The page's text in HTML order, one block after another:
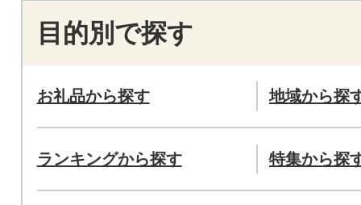
目的別で探す
お礼品から探す 地域から探
ランキングから探す 特集から探